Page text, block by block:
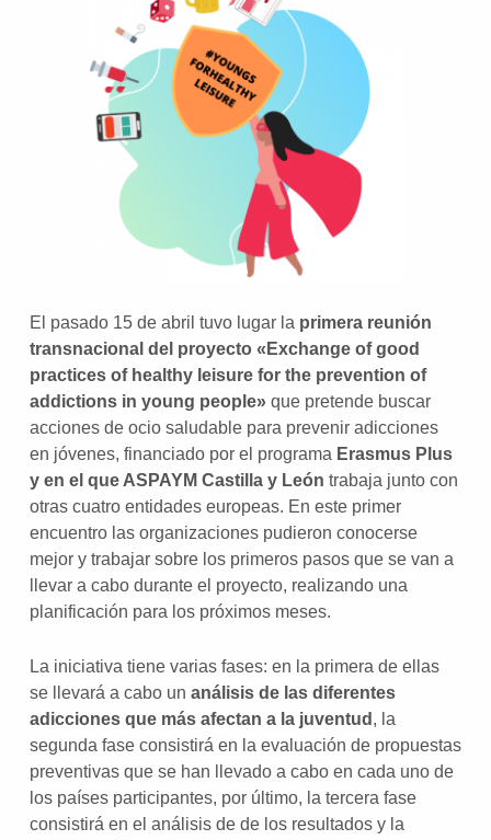
El pasado 15 de abril tuvo lugar la primera reunión
transnacional del proyecto «Exchange of good
practices of healthy leisure for the prevention of
addictions in young people»que pretende buscar
acciones de ocio saludable para prevenir adicciones
en jóvenes, financiado por el programa Erasmus Plus
y en el que ASPAYM Castilla y León trabaja junto con
otras cuatro entidades europeas. En este primer
encuentro las organizaciones pudieron conocerse
mejor y trabajar sobre los primeros pasos que se van a
llevar a cabo durante el proyecto, realizando una
planificación para los próximos meses.
La iniciativa tiene varias fases: en la primera de ellas
se llevará a cabo un análisis de las diferentes
adicciones que más afectan a la juventud , la
segunda fase consistirá en la evaluación de propuestas
preventivas que se han llevado a cabo en cada uno de
los países participantes, por último, la tercera fase
consistirá en el análisis de de los resultados y la